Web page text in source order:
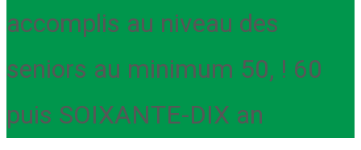
accomplis au niveau des
seniors au minimum 50, ! 60
puis SOIXANTE-DIX an